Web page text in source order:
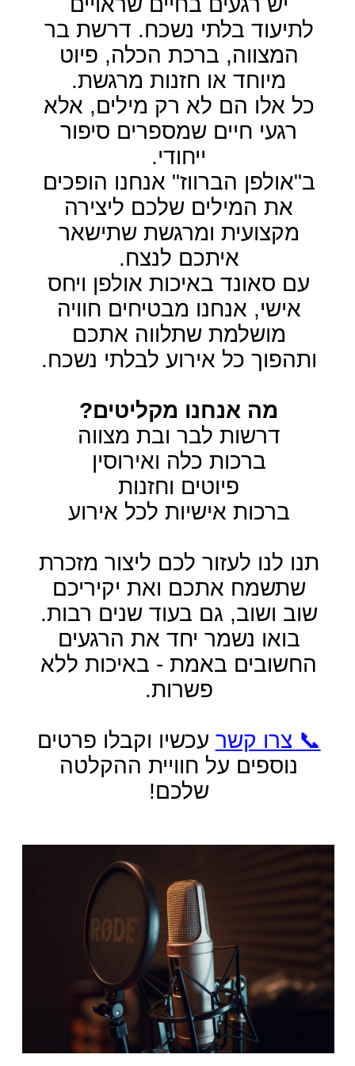
ייחודי.
ב"אולפן הברווז" אנחנו הופכים
את המילים שלכם ליצירה
מקצועית ומרגשת שתישאר
איתכם לנצח.
עם סאונד באיכות אולפן ויחס
אישי, אנחנו מבטיחים חוויה
מושלמת שתלווה אתכם
ותהפוך כל אירוע לבלתי נשכח.
מה אנחנו מקליטים?
דרשות לבר ובת מצווה
ברכות כלה ואירוסין
פיוטים וחזנות
ברכות אישיות לכל אירוע
תנו לנו לעזור לכם ליצור מזכרת
שתשמח אתכם ואת יקיריכם
שוב ושוב, גם בעוד שנים רבות.
בואו נשמר יחד את הרגעים
החשובים באמת - באיכות ללא
📞 צרו קשרעכשיו וקבלו פרטים
נוספים על חוויית ההקלטה
שלכם!
פה​
טלפון פה​
הוד